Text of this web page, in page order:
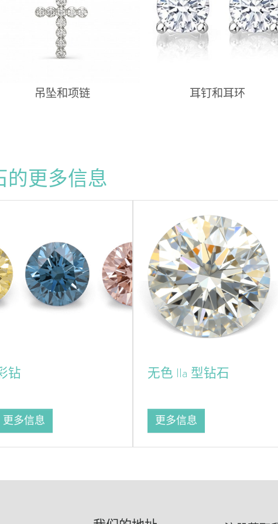
吊坠和项链 耳钉和耳环
的更多信息
钻
更多信息
无色 IIa 型钻石
更多信息